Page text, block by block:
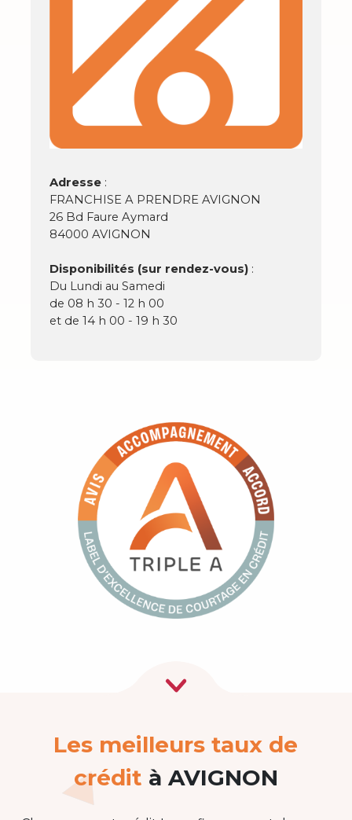
Adresse:
FRANCHISE A PRENDRE AVIGNON
26 Bd Faure Aymard
84000 AVIGNON
Disponibilités (sur rendez-vous):
Du Lundi au Samedi
de 08 h 30 - 12 h 00
et de 14 h 00 - 19 h 30
Les meilleurs taux de
crédit à AVIGNON